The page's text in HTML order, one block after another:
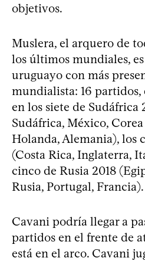
objetivos.
Muslera, el arquero de
los últimos mundiales,
uruguayo con más
mundialista: 16
en los siete de Sudáfrica
Sudáfrica, México,
Holanda, Alemania), los
(Costa Rica, Inglaterra,
cinco de Rusia 2018
Rusia, Portugal, Francia).
Cavani podría llegar a
partidos en el frente de
está en el arco. Cavani